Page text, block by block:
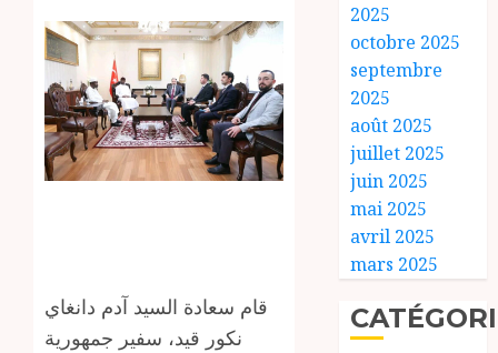
قام سعادة السيد آدم دانغاي
نكور قيد، سفير جمهورية
2025
octobre 2025
septembre
2025
août 2025
juillet 2025
juin 2025
mai 2025
avril 2025
mars 2025